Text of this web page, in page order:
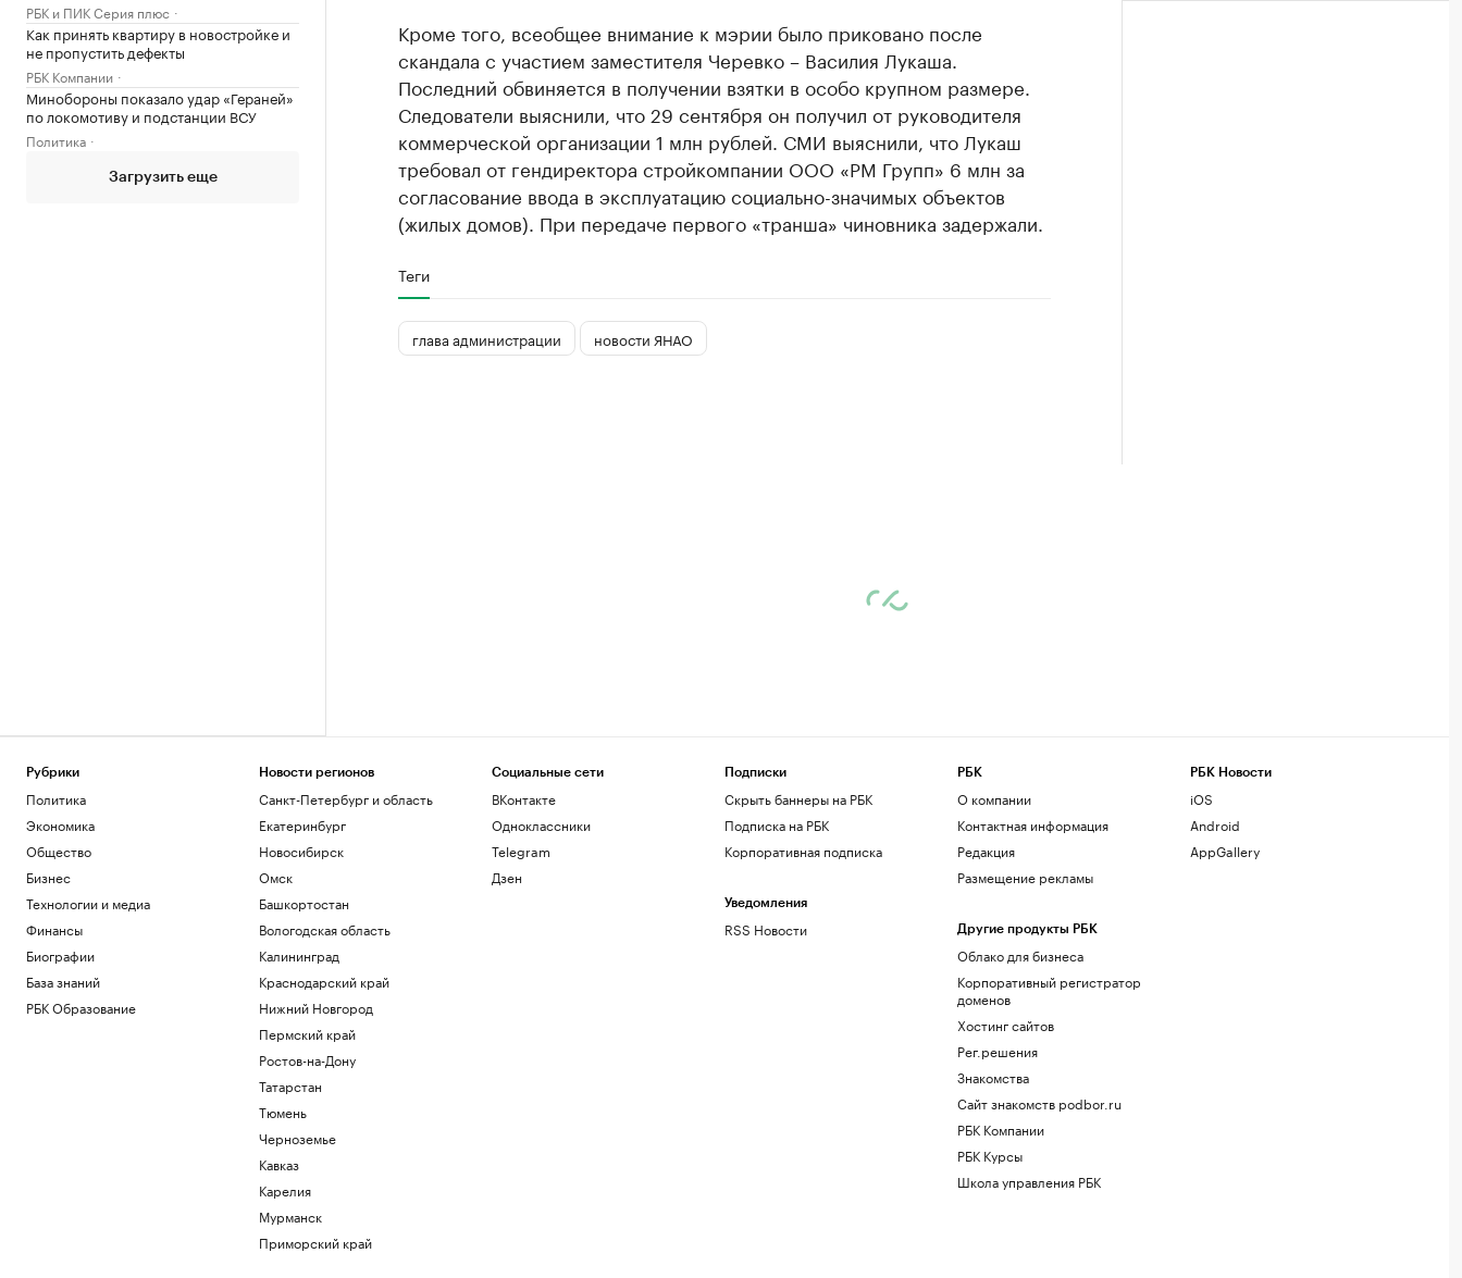
РБК и ПИК Серия плюс
Как принять квартиру в новостройке и
не пропустить дефекты
РБК Компании
Минобороны показало удар «Гераней»
по локомотиву и подстанции ВСУ
Политика
Загрузить еще
Кроме того, всеобщее внимание к мэрии было приковано после
скандала с участием заместителя Черевко – Василия Лукаша.
Последний обвиняется в получении взятки в особо крупном размере.
Следователи выяснили, что 29 сентября он получил от руководителя
коммерческой организации 1 млн рублей. СМИ выяснили, что Лукаш
требовал от гендиректора стройкомпании ООО «РМ Групп» 6 млн за
согласование ввода в эксплуатацию социально-значимых объектов
(жилых домов). При передаче первого «транша» чиновника задержали.
Теги
глава администрации новости ЯНАО
Рубрики
Политика
Экономика
Общество
Бизнес
Технологии и медиа
Финансы
Биографии
База знаний
РБК Образование
Новости регионов
Санкт-Петербург и область
Екатеринбург
Новосибирск
Омск
Башкортостан
Вологодская область
Калининград
Краснодарский край
Нижний Новгород
Пермский край
Ростов-на-Дону
Татарстан
Тюмень
Черноземье
Кавказ
Карелия
Мурманск
Приморский край
Социальные сети
ВКонтакте
Одноклассники
Telegram
Дзен
Подписки
Скрыть баннеры на РБК
Подписка на РБК
Корпоративная подписка
Уведомления
RSS Новости
РБК
О компании
Контактная информация
Редакция
Размещение рекламы
Другие продукты РБК
Облако для бизнеса
Корпоративный регистратор
доменов
Хостинг сайтов
Рег.решения
Знакомства
Сайт знакомств podbor.ru
РБК Компании
РБК Курсы
Школа управления РБК
РБК Новости
iOS
Android
AppGallery